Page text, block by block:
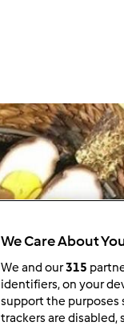
We Care About
We and our315
identifiers, on your
support the purposes
trackers are disabled,